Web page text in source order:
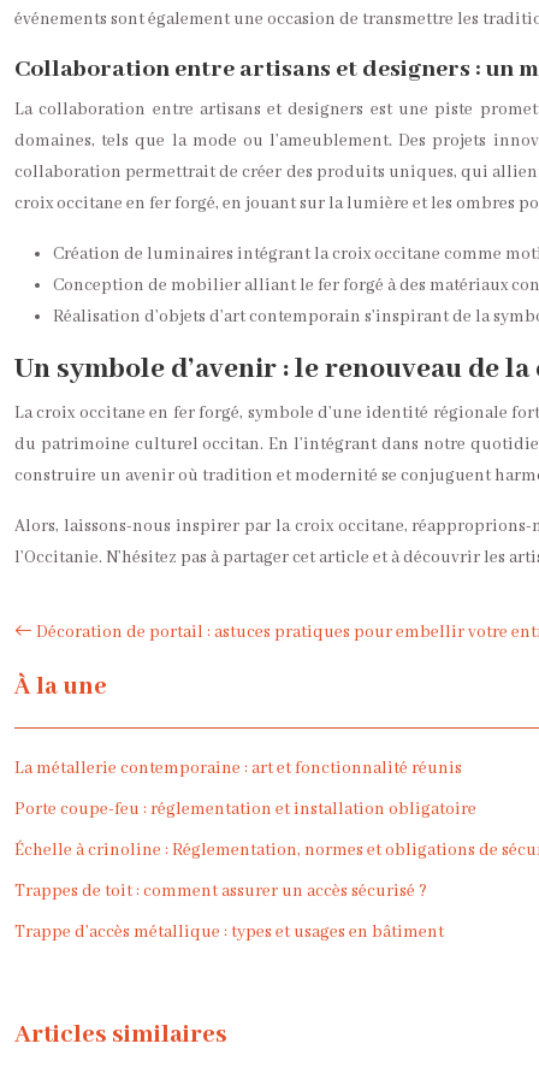
événements sont également une occasion de transmettre les
Collaboration entre artisans et designers : un
La collaboration entre artisans et designers est une piste
domaines, tels que la mode ou l’ameublement. Des projets
collaboration permettrait de créer des produits uniques, qui
croix occitane en fer forgé, en jouant sur la lumière et les ombres
Création de luminaires intégrant la croix occitane comme
Conception de mobilier alliant le fer forgé à des matériaux
Réalisation d’objets d’art contemporain s’inspirant de la
Un symbole d’avenir : le renouveau de
La croix occitane en fer forgé, symbole d’une identité régionale
du patrimoine culturel occitan. En l’intégrant dans notre
construire un avenir où tradition et modernité se conjuguent
Alors, laissons-nous inspirer par la croix occitane,
l’Occitanie. N’hésitez pas à partager cet article et à découvrir les
Décoration de portail : astuces pratiques pour embellir votre
À la une
La métallerie contemporaine : art et fonctionnalité réunis
Porte coupe-feu : réglementation et installation obligatoire
Échelle à crinoline : Réglementation, normes et obligations de
Trappes de toit : comment assurer un accès sécurisé ?
Trappe d’accès métallique : types et usages en bâtiment
Articles similaires